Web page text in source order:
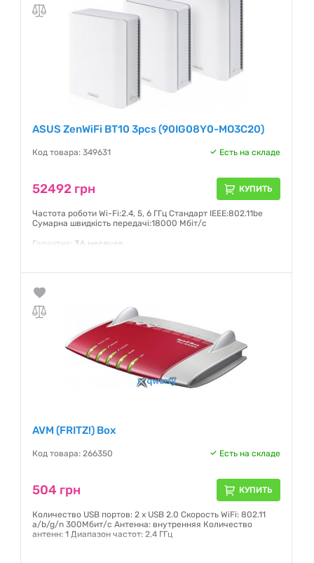
ASUS ZenWiFi BT10 3pcs (90IG08Y0-MO3C20)
Код товара: 349631 Есть на складе
52492 грн КУПИТЬ
Частота роботи Wi-Fi:2.4, 5, 6 ГГц Стандарт IEEE:802.11be
Сумарна швидкість передачі:18000 Мбіт/с
Гарантия: 36 месяцев
AVM (FRITZ!) Box
Код товара: 266350 Есть на складе
504 грн КУПИТЬ
Количество USB портов: 2 x USB 2.0 Скорость WiFi: 802.11
a/b/g/n 300Мбит/с Антенна: внутренняя Количество
антенн: 1 Диапазон частот: 2,4 ГГц